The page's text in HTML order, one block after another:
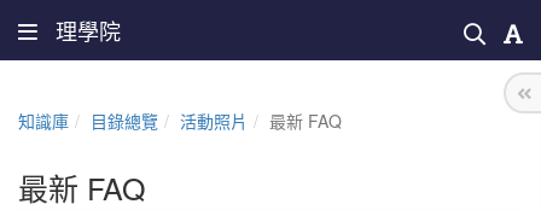
理學院
知識庫 目錄總覽 活動照片 最新 FAQ
最新 FAQ